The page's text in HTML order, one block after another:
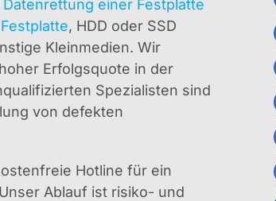
Datenrettung einer Festplatte
, HDD oder SSD
Kleinmedien. Wir
Erfolgsquote in der
Spezialisten sind
von defekten
Hotline für ein
Ablauf ist risiko- und